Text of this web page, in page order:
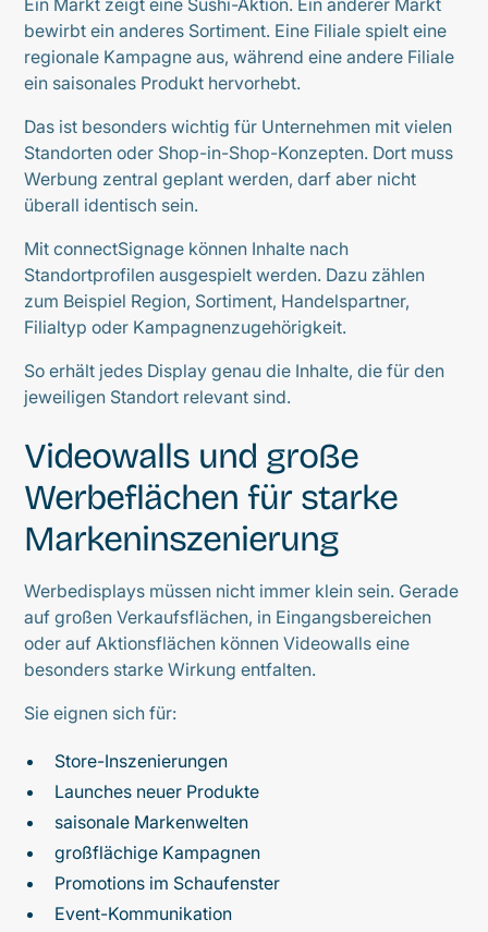
Ein Markt zeigt eine Sushi-Aktion. Ein anderer Markt
bewirbt ein anderes Sortiment. Eine Filiale spielt eine
regionale Kampagne aus, während eine andere Filiale
ein saisonales Produkt hervorhebt.
Das ist besonders wichtig für Unternehmen mit vielen
Standorten oder Shop-in-Shop-Konzepten. Dort muss
Werbung zentral geplant werden, darf aber nicht
überall identisch sein.
Mit connectSignage können Inhalte nach
Standortprofilen ausgespielt werden. Dazu zählen
zum Beispiel Region, Sortiment, Handelspartner,
Filialtyp oder Kampagnenzugehörigkeit.
So erhält jedes Display genau die Inhalte, die für den
jeweiligen Standort relevant sind.
Videowalls und große
Werbeflächen für starke
Markeninszenierung
Werbedisplays müssen nicht immer klein sein. Gerade
auf großen Verkaufsflächen, in Eingangsbereichen
oder auf Aktionsflächen können Videowalls eine
besonders starke Wirkung entfalten.
Sie eignen sich für:
Store-Inszenierungen
Launches neuer Produkte
saisonale Markenwelten
großflächige Kampagnen
Promotions im Schaufenster
Event-Kommunikation